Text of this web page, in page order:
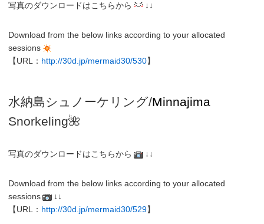
写真のダウンロードはこちらから ↓↓
Download from the below links according to your allocated
sessions
【URL： http://30d.jp/mermaid30/530】
水納島シュノーケリング/Minnajima
Snorkeling🌺
写真のダウンロードはこちらから ↓↓
Download from the below links according to your allocated
sessions
↓↓
【URL： http://30d.jp/mermaid30/529】